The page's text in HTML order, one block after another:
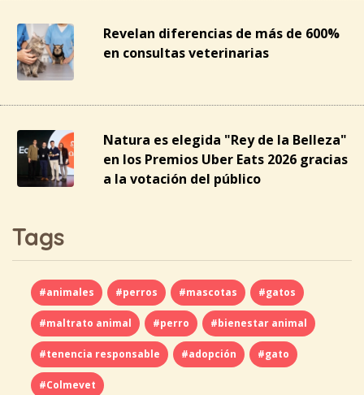
Revelan diferencias de más de 600%
en consultas veterinarias
Natura es elegida "Rey de la Belleza"
en los Premios Uber Eats 2026 gracias
a la votación del público
Tags
#animales #perros #mascotas #gatos
#maltrato animal #perro #bienestar animal
#tenencia responsable #adopción #gato
#Colmevet